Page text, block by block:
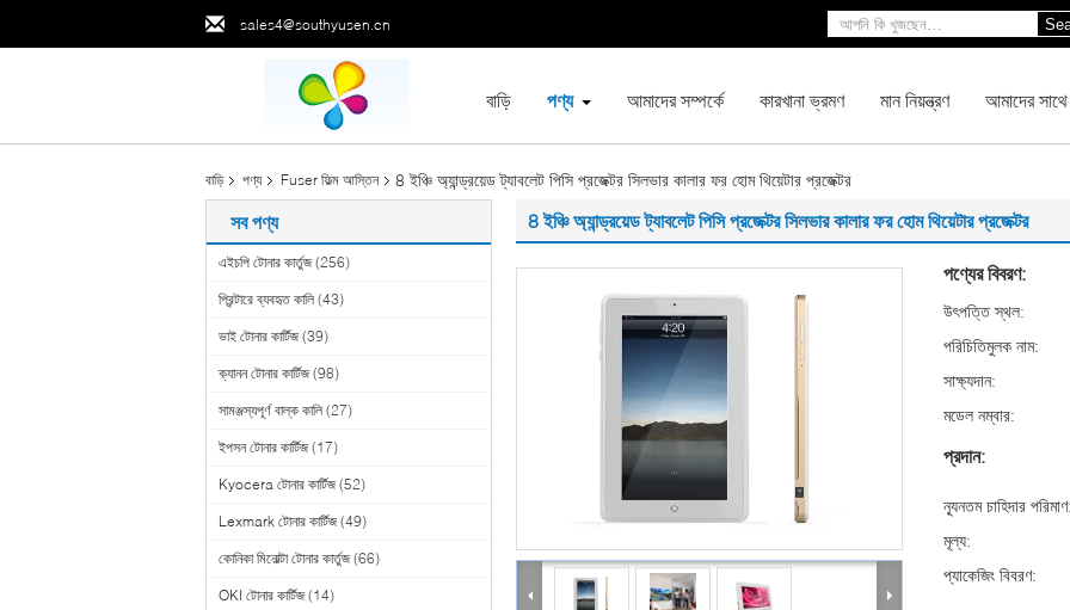
sales4@southyusen.cn
বাড়ি পণ্য আমাদের সম্পর্কে কারখানা ভ্রমণ মান নিয়ন্ত্রণ আমাদের
বাড়ি পণ্য Fuser ফিল্ম আস্তিন 8 ইঞ্চি অ্যান্ড্রয়েড ট্যাবলেট পিসি প্রজেক্টর সিলভার কালার ফর হোম থিয়েটার প্রজেক্টর
সব পণ্য
এইচপি টোনার কার্তুজ (256)
প্রিন্টারে ব্যবহৃত কালি (43)
ভাই টোনার কার্টিজ (39)
ক্যানন টোনার কার্টিজ (98)
সামঞ্জস্যপূর্ণ বাল্ক কালি (27)
ইপসন টোনার কার্টিজ (17)
Kyocera টোনার কার্টিজ (52)
Lexmark টোনার কার্টিজ (49)
কোনিকা মিনোল্টা টোনার কার্তুজ (66)
OKI টোনার কার্টিজ (14)
8 ইঞ্চি অ্যান্ড্রয়েড ট্যাবলেট পিসি প্রজেক্টর সিলভার কালার ফর হোম থিয়েটার প্রজেক্টর
পণ্যের বিবরণ:
উৎপত্তি স্থল:
পরিচিতিমুলক নাম:
সাক্ষ্যদান:
মডেল নম্বার:
প্রদান:
ন্যূনতম চাহিদার
মূল্য:
প্যাকেজিং বিবরণ: